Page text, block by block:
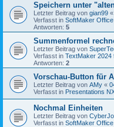
Speichern unter
Letzter Beitrag von gian99 «
Verfasst in SoftMaker
Antworten: 5
Summenformel
Letzter Beitrag von
Verfasst in TextMaker 2024
Antworten: 2
Vorschau-Button für
Letzter Beitrag von AMy «
Verfasst in Presentations
Nochmal Einheiten
Letzter Beitrag von
Verfasst in SoftMaker